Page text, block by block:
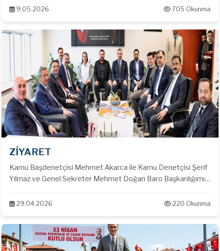
9.05.2026 705 Okunma
ZİYARET
Kamu Başdenetçisi Mehmet Akarca ile Kamu Denetçisi Şerif
Yılmaz ve Genel Sekreter Mehmet Doğan Baro Başkanlığımızı
29.04.2026 220 Okunma